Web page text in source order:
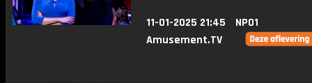
11-01-2025 21:45
NPO1
Amusement.TV